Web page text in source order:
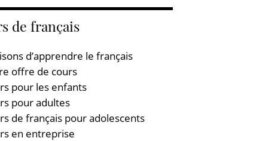
de français
d’apprendre le français
offre de cours
pour les enfants
pour adultes
de français pour adolescents
en entreprise